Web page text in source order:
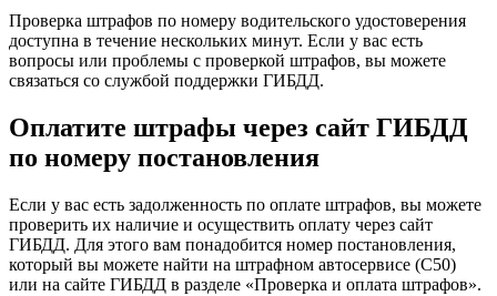
Проверка штрафов по номеру водительского удостоверения
доступна в течение нескольких минут. Если у вас есть
вопросы или проблемы с проверкой штрафов, вы можете
связаться со службой поддержки ГИБДД.
Оплатите штрафы через сайт ГИБДД
по номеру постановления
Если у вас есть задолженность по оплате штрафов, вы можете
проверить их наличие и осуществить оплату через сайт
ГИБДД. Для этого вам понадобится номер постановления,
который вы можете найти на штрафном автосервисе (С50)
или на сайте ГИБДД в разделе «Проверка и оплата штрафов».